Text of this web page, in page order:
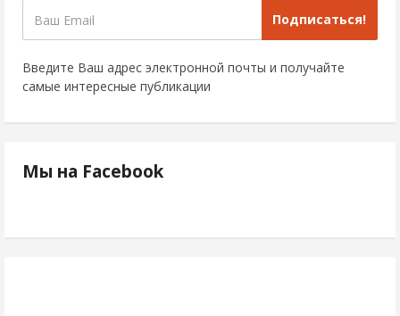
Подписаться!
Введите Ваш адрес электронной почты и получайте
самые интересные публикации
Мы на Facebook